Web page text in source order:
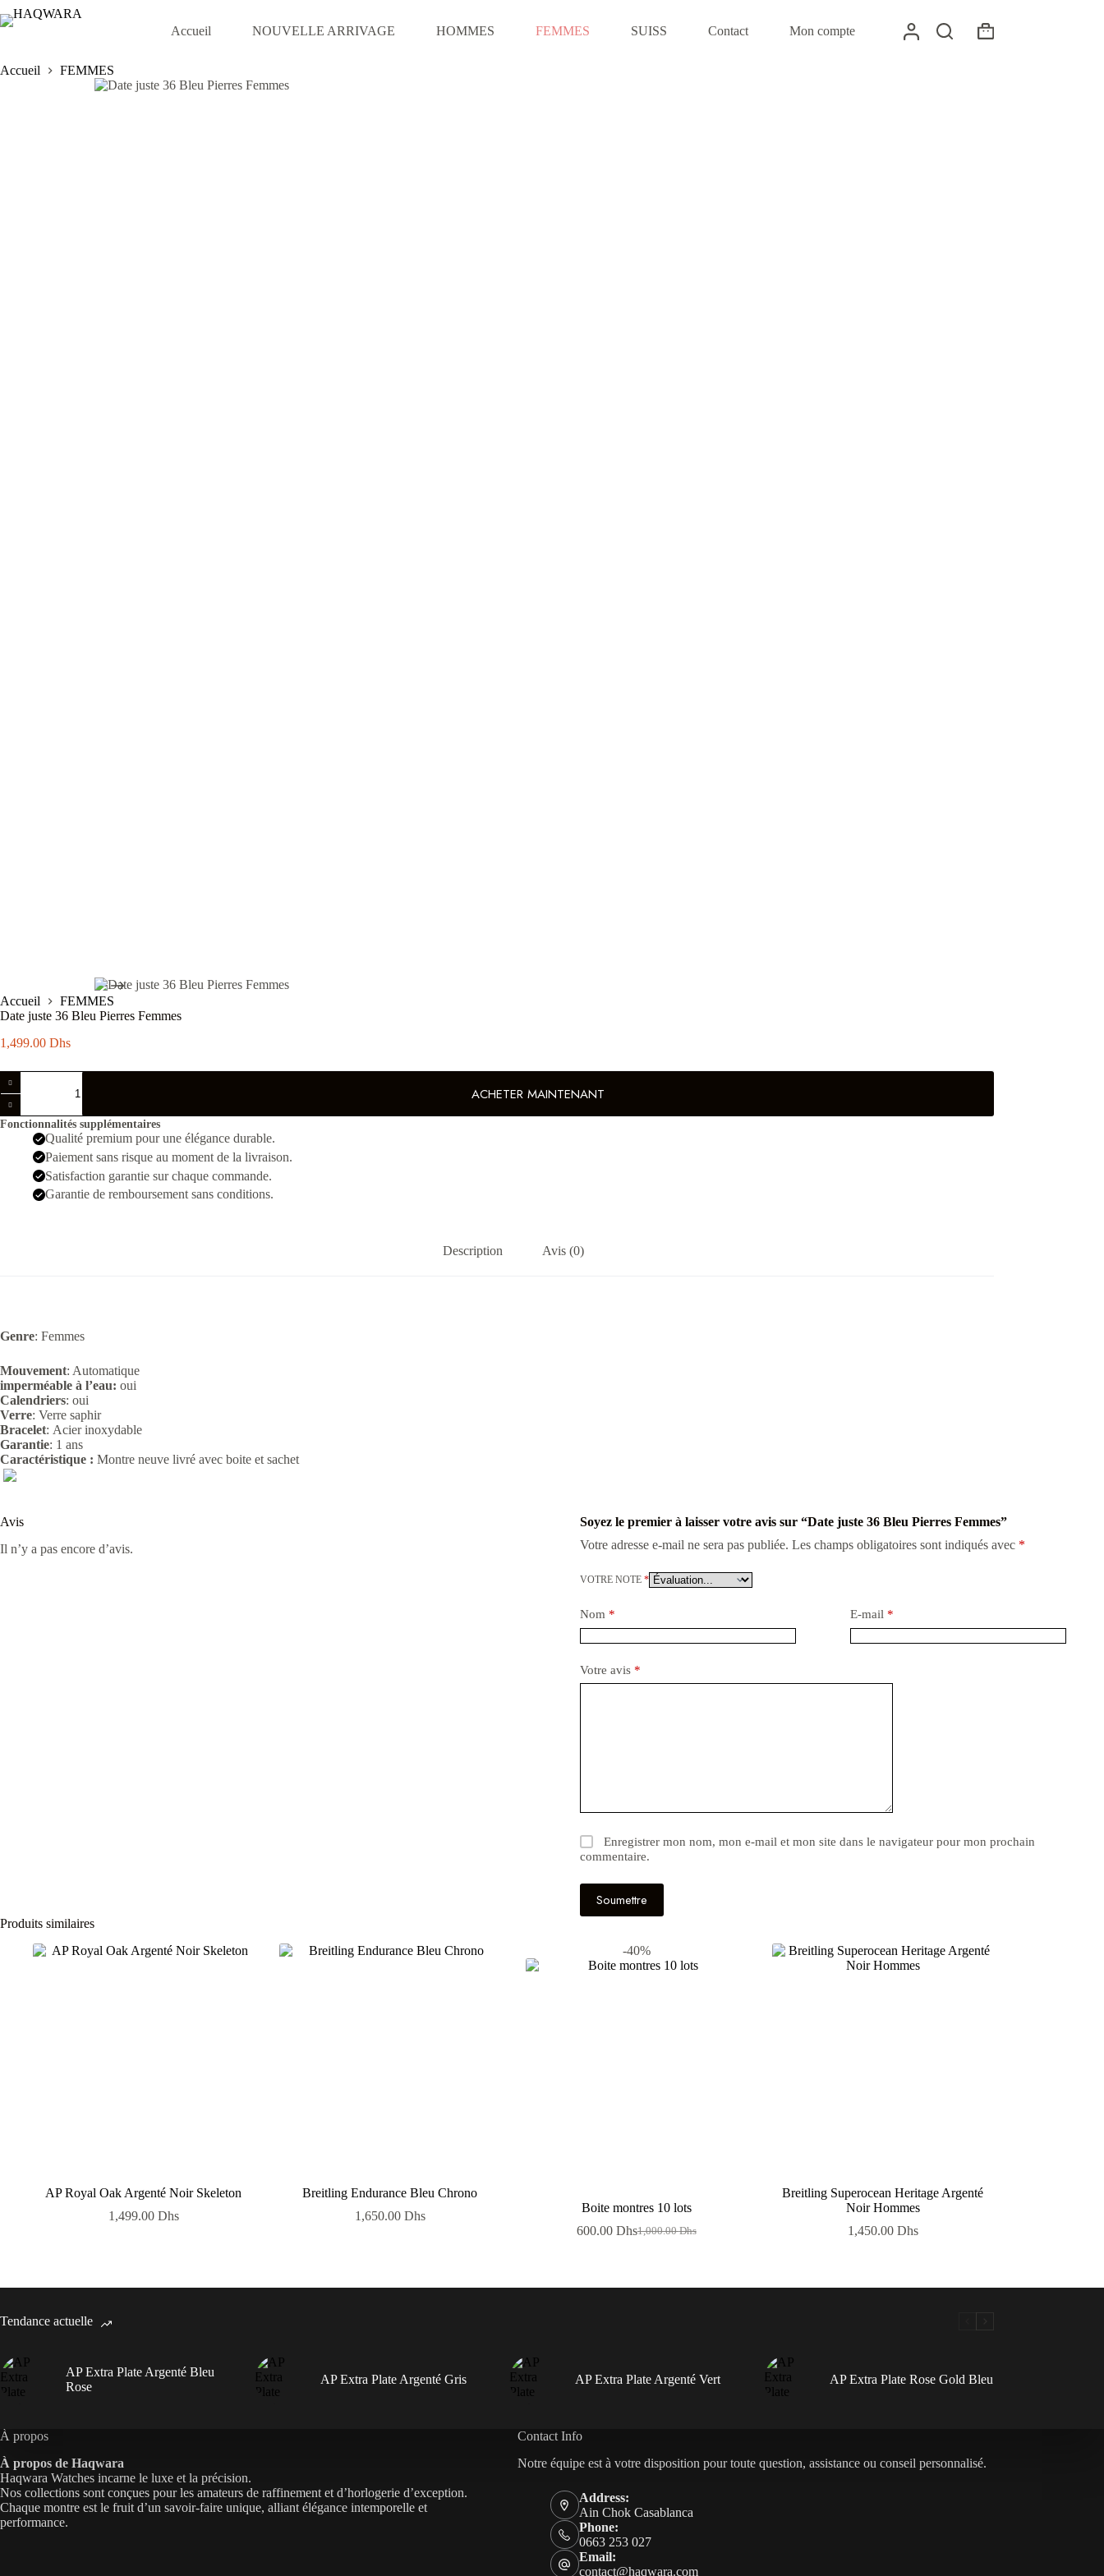
Passer
au
Accueil NOUVELLE ARRIVAGE HOMMES FEMMES SUISS Contact Mon compte
Panier
Accueil
FEMMES
Accueil
FEMMES
Date juste 36 Bleu Pierres Femmes
1,499.00 Dhs
de
Date
juste
Pierres
Femmes
ACHETER MAINTENANT
Fonctionnalités supplémentaires
Qualité premium pour une élégance durable.
Paiement sans risque au moment de la livraison.
Satisfaction garantie sur chaque commande.
Garantie de remboursement sans conditions.
Description Avis (0)
Genre: Femmes
Mouvement: Automatique
imperméable à l’eau: oui
Calendriers: oui
Verre: Verre saphir
Bracelet: Acierinoxydable
Garantie: 1 ans
Caractéristique : Montre neuve livré avec boite et sachet
Avis
Il n’y a pas encore d’avis.
Soyez le premier à laisser votre avis sur “Date juste 36 Bleu Pierres Femmes”
Votre adresse e-mail ne sera pas publiée. Les champs obligatoires sont indiqués avec *
VOTRE NOTE *
Nom* E-mail*
Votre avis *
Enregistrer mon nom, mon e-mail et mon site dans le navigateur pour mon prochain
commentaire.
Soumettre
Produits similaires
AP Royal Oak Argenté Noir Skeleton
1,499.00 Dhs
Breitling Endurance Bleu Chrono
1,650.00 Dhs
-40%
Boite montres 10 lots
1,000.00Dhs
Le
600.00 DhsLe
Breitling Superocean Heritage Argenté
Noir Hommes
1,450.00 Dhs
Tendance actuelle
AP Extra Plate Argenté Bleu
Rose
AP Extra Plate Argenté Gris AP Extra Plate Argenté Vert AP Extra Plate Rose Gold Bleu
À propos
À propos de Haqwara
Haqwara Watches incarne le luxe et la précision.
Nos collections sont conçues pour les amateurs de raffinement et d’horlogerie d’exception.
Chaque montre est le fruit d’un savoir-faire unique, alliant élégance intemporelle et
performance.
Contact Info
Notre équipe est à votre disposition pour toute question, assistance ou conseil personnalisé.
Address:
Ain Chok Casablanca
Phone:
0663 253 027
Email:
contact@haqwara.com